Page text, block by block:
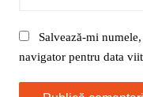
Salvează-mi
navigator pentru data